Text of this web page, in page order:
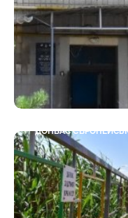
ДОНБАС
В Славянске
капремонт
выделил